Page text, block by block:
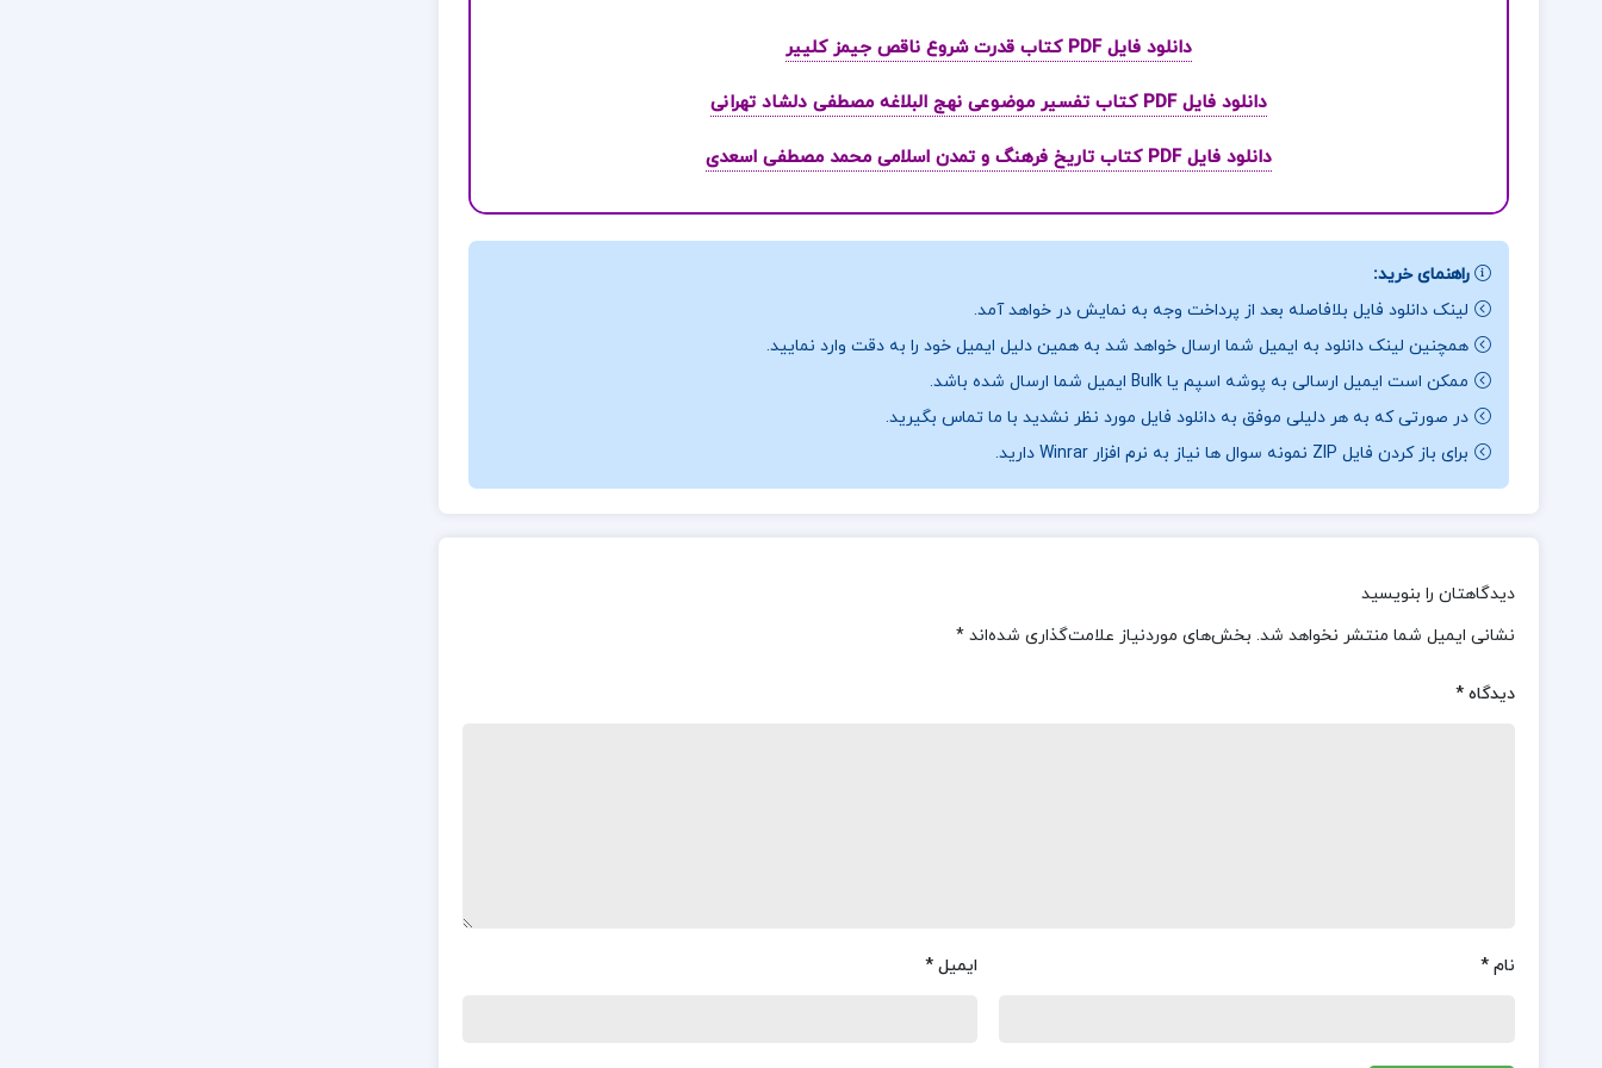
دانلود فایل PDF کتاب قدرت شروع ناقص جیمز کلییر
دانلود فایل PDF کتاب تفسیر موضوعی نهج البلاغه مصطفی دلشاد تهرانی
دانلود فایل PDF کتاب تاریخ فرهنگ و تمدن اسلامی محمد مصطفی اسعدی
راهنمای خرید:
لینک دانلود فایل بلافاصله بعد از پرداخت وجه به نمایش در خواهد آمد.
همچنین لینک دانلود به ایمیل شما ارسال خواهد شد به همین دلیل ایمیل خود را به دقت وارد نمایید.
ممکن است ایمیل ارسالی به پوشه اسپم یا Bulk ایمیل شما ارسال شده باشد.
در صورتی که به هر دلیلی موفق به دانلود فایل مورد نظر نشدید با ما تماس بگیرید.
برای باز کردن فایل ZIP نمونه سوال ها نیاز به نرم افزار Winrar دارید.
دیدگاهتان را بنویسید
نشانی ایمیل شما منتشر نخواهد شد. بخش‌های موردنیاز علامت‌گذاری شده‌اند*
دیدگاه*
نام* ایمیل *